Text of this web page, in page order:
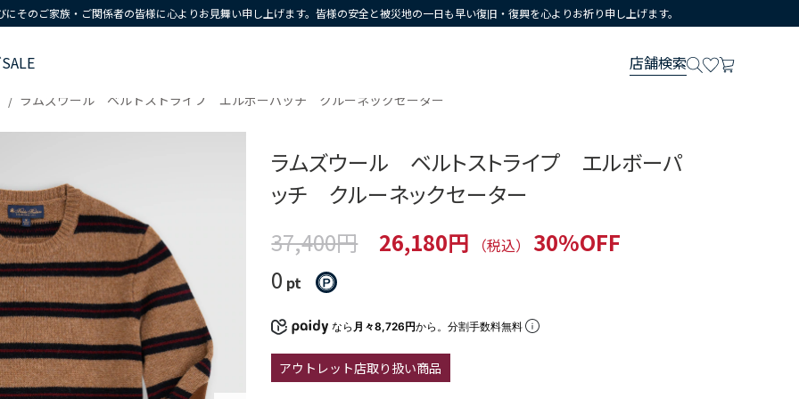
そのご家族・ご関係者の皆様に心よりお見舞い申し上げます。皆様の安全と被災地の一日も早い復旧・復興を心よりお祈り申し上げます。
SALE 店舗検索
ラムズウール ベルトストライプ エルボーパッチ クルーネックセーター
ラムズウール ベルトストライプ エルボーパ
ッチ クルーネックセーター
37,400円
26,180円 （税込）
30%OFF
0 pt
なら 月々8,726円から。分割手数料無料
アウトレット店取り扱い商品